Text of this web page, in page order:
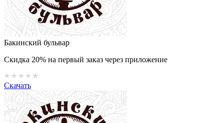
Бакинский бульвар
Скидка 20% на первый заказ через приложение
Скачать